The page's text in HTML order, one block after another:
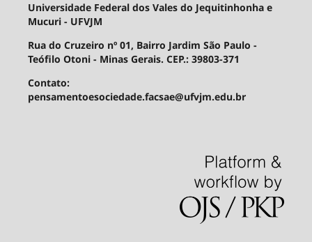
Universidade Federal dos Vales do Jequitinhonha e
Mucuri - UFVJM
Rua do Cruzeiro nº 01, Bairro Jardim São Paulo -
Teófilo Otoni - Minas Gerais. CEP.: 39803-371
Contato:
pensamentoesociedade.facsae@ufvjm.edu.br